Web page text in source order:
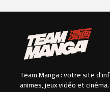
Team Manga : votre site
animes, jeux vidéo et cinéma.